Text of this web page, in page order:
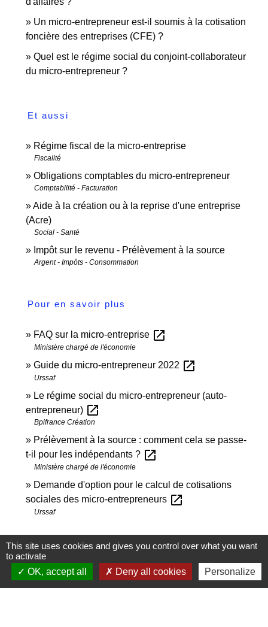
Un micro-entrepreneur est-il soumis à la cotisation
foncière des entreprises (CFE) ?
Quel est le régime social du conjoint-collaborateur
du micro-entrepreneur ?
Et aussi
Régime fiscal de la micro-entreprise
Fiscalité
Obligations comptables du micro-entrepreneur
Comptabilité - Facturation
Aide à la création ou à la reprise d'une entreprise
(Acre)
Social - Santé
Impôt sur le revenu - Prélèvement à la source
Argent - Impôts - Consommation
Pour en savoir plus
FAQ sur la micro-entreprise open_in_new
Ministère chargé de l'économie
Guide du micro-entrepreneur 2022 open_in_new
Urssaf
Le régime social du micro-entrepreneur (auto-
entrepreneur) open_in_new
Bpifrance Création
Prélèvement à la source : comment cela se passe-
t-il pour les indépendants ? open_in_new
Ministère chargé de l'économie
Demande d'option pour le calcul de cotisations
sociales des micro-entrepreneurs open_in_new
Urssaf
Signaler une erreur sur cette page
This site uses cookies and gives you control over what you want
to activate
OK, accept all
Deny all cookies Personalize